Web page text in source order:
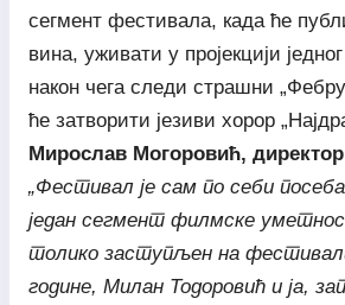
сегмент фестивала, када ће
вина, уживати у пројекцији
након чега следи страшни
ће затворити језиви хорор
Мирослав Могоровић,
„Фестивал је сам по себи
један сегмент филмске
толико заступљен на
године, Милан Тодоровић и ја,